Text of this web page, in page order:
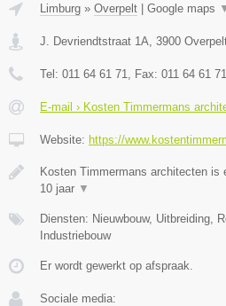
Limburg » Overpelt Google maps
J. Devriendtstraat 1A 3900
Tel: 011 64 61 71 , Fax: 011 64 61 71
E-mail › Kosten Timmermans
Website: https://
Kosten Timmermans architecten is
10 jaar ▼
Diensten: Nieuwbouw, Uitbreiding,
Industriebouw
Er wordt gewerkt op afspraak.
Sociale media: